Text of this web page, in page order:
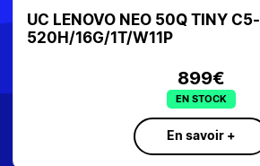
UC LENOVO NEO 50Q TINY C5-
520H/16G/1T/W11P
899€
EN STOCK
En savoir +